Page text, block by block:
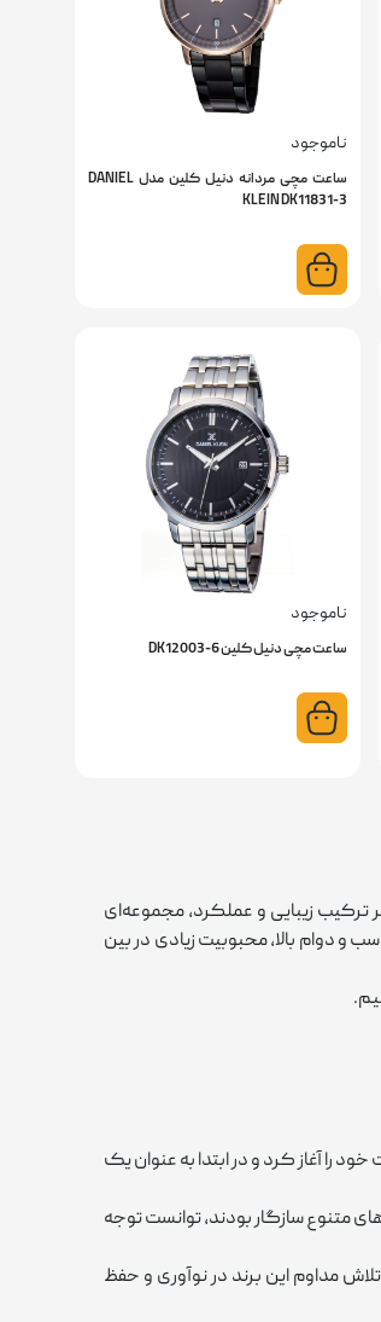
ناموجود
ساعت مچی مردانه دنیل کلین مدل DANIEL
KLEIN DK11831-3
ناموجود
ساعت مچی دنیل کلین DK12003-6
ترکیب زیبایی و عملکرد، مجموعه‌ای
دوام بالا، محبوبیت زیادی در بین
خود را آغاز کرد و در ابتدا به‌ عنوان یک
متنوع سازگار بودند، توانست توجه
تلاش مداوم این برند در نوآوری و حفظ